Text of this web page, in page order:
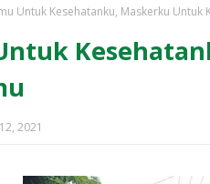
Untuk Kesehatanku, Maskerku Untuk
2021